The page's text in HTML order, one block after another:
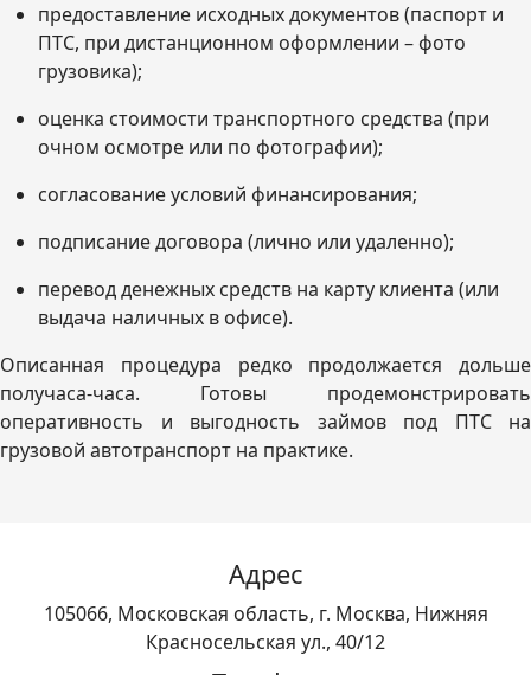
предоставление исходных документов (паспорт и
ПТС, при дистанционном оформлении – фото
грузовика);
оценка стоимости транспортного средства (при
очном осмотре или по фотографии);
согласование условий финансирования;
подписание договора (лично или удаленно);
перевод денежных средств на карту клиента (или
выдача наличных в офисе).
Описанная процедура редко продолжается дольше
получаса-часа. Готовы продемонстрировать
оперативность и выгодность займов под ПТС на
грузовой автотранспорт на практике.
Адрес
105066, Московская область, г. Москва, Нижняя
Красносельская ул., 40/12